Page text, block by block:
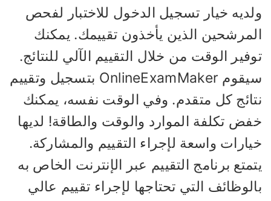
خيار تسجيل الدخول للاختبار لفحص
الذين يأخذون تقييمك. يمكنك
الوقت من خلال التقييم الآلي للنتائج.
سيقوم OnlineExamMaker بتسجيل وتقييم
كل متقدم. وفي الوقت نفسه، يمكنك
تكلفة الموارد والوقت والطاقة! لديها
واسعة لإجراء التقييم والمشاركة.
برنامج التقييم عبر الإنترنت الخاص به
التي تحتاجها لإجراء تقييم عالي